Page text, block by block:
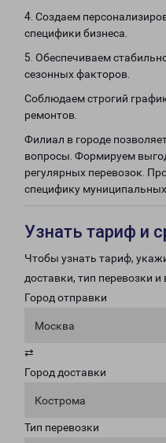
4. Создаем
специфики бизнеса.
5. Обеспечиваем
сезонных факторов.
Соблюдаем строгий
ремонтов.
Филиал в городе
вопросы. Формируем
регулярных перевозок.
специфику муниципальных
Узнать тариф и
Чтобы узнать тариф,
доставки, тип перевозки и
Город отправки
Москва
⇄
Город доставки
Кострома
Тип перевозки